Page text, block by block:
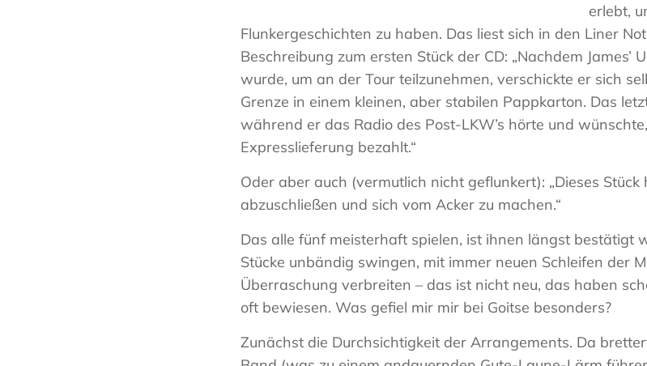
erlebt,
Flunkergeschichten zu haben. Das liest sich in den Liner
Beschreibung zum ersten Stück der CD: „Nachdem James’
wurde, um an der Tour teilzunehmen, verschickte er sich
Grenze in einem kleinen, aber stabilen Pappkarton. Das
während er das Radio des Post-LKW’s hörte und
Expresslieferung bezahlt.“
Oder aber auch (vermutlich nicht geflunkert): „Dieses
abzuschließen und sich vom Acker zu machen.“
Das alle fünf meisterhaft spielen, ist ihnen längst bestätigt
Stücke unbändig swingen, mit immer neuen Schleifen der
Überraschung verbreiten – das ist nicht neu, das haben
oft bewiesen. Was gefiel mir mir bei Goitse besonders?
Zunächst die Durchsichtigkeit der Arrangements. Da